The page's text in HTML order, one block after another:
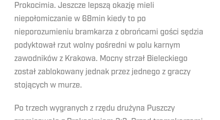
Prokocimia. Jeszcze lepszą okazję mieli
niepołomiczanie w 68min kiedy to po
nieporozumieniu bramkarza z obrońcami gości sędzia
podyktował rzut wolny pośredni w polu karnym
zawodników z Krakowa. Mocny strzał Bieleckiego
został zablokowany jednak przez jednego z graczy
stojących w murze.
Po trzech wygranych z rzędu drużyna Puszczy